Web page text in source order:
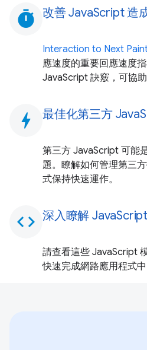
timer 改善 JavaScript 造
Interaction to Next
應速度的重要回應速度
JavaScript 訣竅，可協
bolt 最佳化第三方
第三方 JavaScript 可能
題。瞭解如何管理第三
式保持快速運作。
code 深入瞭解
請查看這些 JavaScript
快速完成網路應用程式中